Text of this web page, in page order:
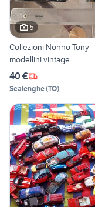
5
Collezioni Nonno Tony -
modellini vintage
40 €
Scalenghe(TO)